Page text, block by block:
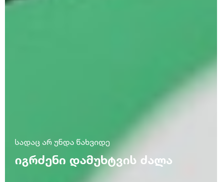
სადაც არ უნდა წახვიდე
ᲘᲒᲠᲫᲔᲜᲘ ᲓᲐᲛᲣᲮᲢᲕᲘᲡ ᲫᲐᲚᲐ